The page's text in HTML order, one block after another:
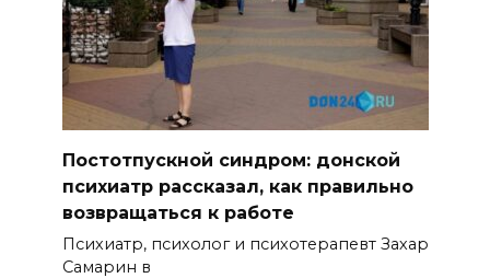
Постотпускной синдром: донской
психиатр рассказал, как правильно
возвращаться к работе
Психиатр, психолог и психотерапевт Захар
Самарин в